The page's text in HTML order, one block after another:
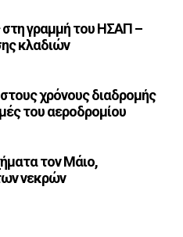
γραμμή του ΗΣΑΠ –
κλαδιών
χρόνους διαδρομής
του αεροδρομίου
τον Μάιο,
νεκρών